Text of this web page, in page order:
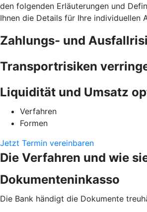
den folgenden Erläuterungen und
Ihnen die Details für Ihre individuellen
Zahlungs- und
Transportrisiken
Liquidität und Umsatz
Verfahren
Formen
Jetzt Termin vereinbaren
Die Verfahren und wie
Dokumenteninkasso
Die Bank händigt die Dokumente